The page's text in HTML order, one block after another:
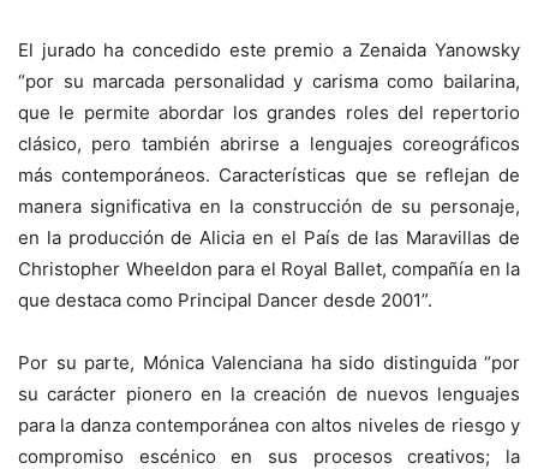
El jurado ha concedido este premio a Zenaida Yanowsky
“por su marcada personalidad y carisma como bailarina,
que le permite abordar los grandes roles del repertorio
clásico, pero también abrirse a lenguajes coreográficos
más contemporáneos. Características que se reflejan de
manera significativa en la construcción de su personaje,
en la producción de Alicia en el País de las Maravillas de
Christopher Wheeldon para el Royal Ballet, compañía en la
que destaca como Principal Dancer desde 2001”.
Por su parte, Mónica Valenciana ha sido distinguida “por
su carácter pionero en la creación de nuevos lenguajes
para la danza contemporánea con altos niveles de riesgo y
compromiso escénico en sus procesos creativos; la